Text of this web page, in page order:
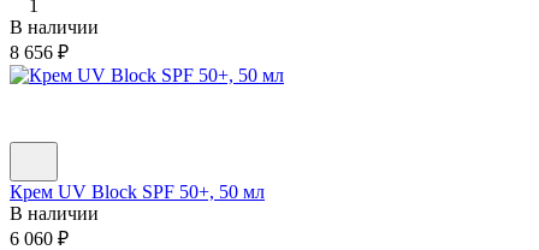
1
В наличии
8 656 ₽
Крем UV Block SPF 50+, 50 мл
В наличии
6 060 ₽